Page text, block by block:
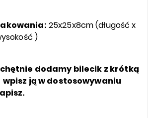
25x25x8cm (długość x
)
dodamy bilecik z krótką
ją w dostosowywaniu